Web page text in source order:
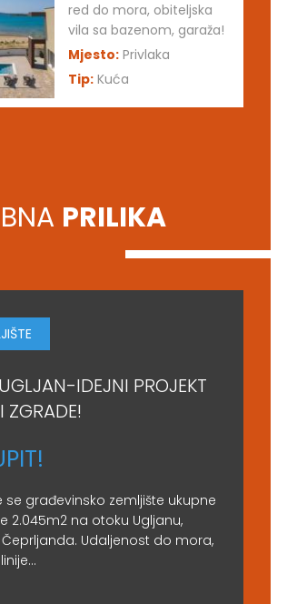
red do mora, obiteljska
vila sa bazenom, garaža!
Mjesto: Privlaka
Tip: Kuća
PRILIKA
IDEJNI PROJEKT
ZGRADE!
se građevinsko zemljište ukupne
2.045m2 na otoku Ugljanu,
Udaljenost do mora,